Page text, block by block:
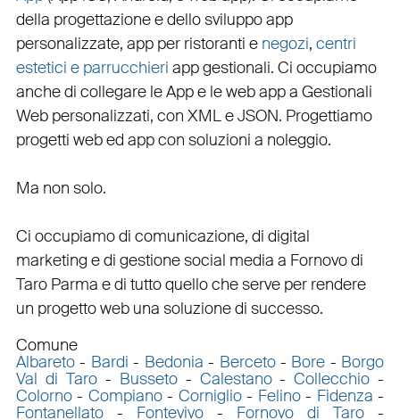
della progettazionee dellosviluppo app
personalizzate, app per ristoranti e negozi, centri
estetici e parrucchieri app gestionali. Ci occupiamo
anche di collegareleAppe leweb appa Gestionali
Web personalizzati, con XMLeJSON. Progettiamo
progetti webed appcon soluzioni a noleggio.
Ma non solo.
Ci occupiamo di comunicazione, di digital
marketing e di gestione social media a Fornovo di
TaroParma e di tutto quello che serve per rendere
un progetto web una soluzione di successo.
Comune
Albareto- Bardi - Bedonia - Berceto- Bore - Borgo
Val di Taro- Busseto- Calestano-Collecchio -
Colorno- Compiano- Corniglio- Felino- Fidenza -
Fontanellato- Fontevivo- Fornovo di Taro -